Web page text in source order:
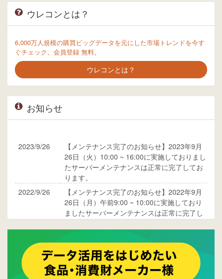
ウレコンとは？
6,000万人規模の購買ビッグデータを元にした市場トレンドを今す
ぐチェック。会員登録 無料。
ウレコンとは？
お知らせ
2023/9/26
【メンテナンス完了のお知らせ】2023年9月
26日（火）10:00 ~ 16:00に実施しておりまし
たサーバーメンテナンスは正常に完了してお
ります。
2022/9/26
【メンテナンス完了のお知らせ】2022年9月
26日（月）午前9:00 ~ 10:00に実施しており
ましたサーバーメンテナンスは正常に完了し
ご覧ください。
2015/10/19
ウレコンのサイト機能を大幅バージョンアッ
プ。詳細はこちら。⇒告知ページへ